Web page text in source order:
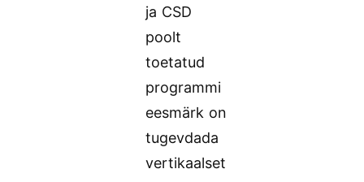
ja CSD
poolt
toetatud
programmi
eesmärk on
tugevdada
vertikaalset